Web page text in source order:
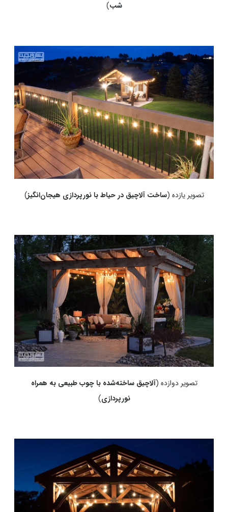
شب)
تصویر یازده ( ساخت آلاچیق در حیاط با نورپردازی هیجان‌انگیز)
تصویر دوازده ( آلاچیق ساخته‌شده با چوب طبیعی به همراه
نورپردازی)